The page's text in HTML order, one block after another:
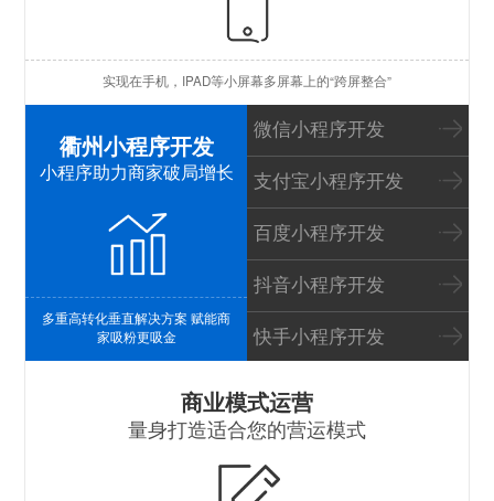
实现在手机，IPAD等小屏幕多屏幕上的“跨屏整合”
衢州小程序开发
小程序助力商家破局增长
多重高转化垂直解决方案 赋能商
家吸粉更吸金
微信小程序开发
支付宝小程序开发
百度小程序开发
抖音小程序开发
快手小程序开发
商业模式运营
量身打造适合您的营运模式